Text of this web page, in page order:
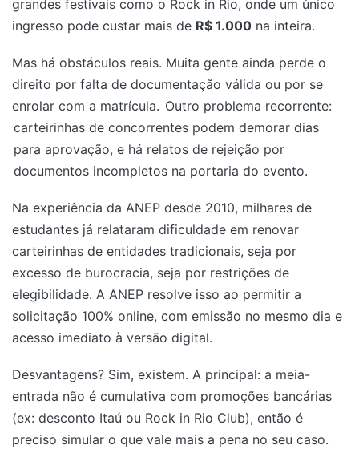
grandes festivais como o Rock in Rio, onde um único
ingresso pode custar mais de R$ 1.000 na inteira.
Mas há obstáculos reais. Muita gente ainda perde o
direito por falta de documentação válida ou por se
enrolar com a matrícula. Outro problema recorrente:
carteirinhas de concorrentes podem demorar dias
para aprovação, e há relatos de rejeição por
documentos incompletos na portaria do evento.
Na experiência da ANEP desde 2010, milhares de
estudantes já relataram dificuldade em renovar
carteirinhas de entidades tradicionais, seja por
excesso de burocracia, seja por restrições de
elegibilidade. A ANEP resolve isso ao permitir a
solicitação 100% online, com emissão no mesmo dia e
acesso imediato à versão digital.
Desvantagens? Sim, existem. A principal: a meia-
entrada não é cumulativa com promoções bancárias
(ex: desconto Itaú ou Rock in Rio Club), então é
preciso simular o que vale mais a pena no seu caso.